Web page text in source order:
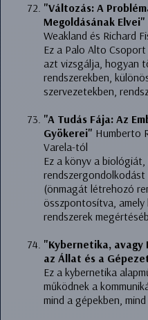
"Változás: A
Megoldásának Elvei"
Weakland és Richard
Ez a Palo Alto
azt vizsgálja, hogyan
rendszerekben,
szervezetekben,
"A Tudás Fája: Az
Gyökerei" Humberto
Varela-tól
Ez a könyv a
(önmagát létrehozó
összpontosítva,
rendszerek
"Kybernetika, avagy
az Állat és a
Ez a kybernetika
működnek a
mind a gépekben,